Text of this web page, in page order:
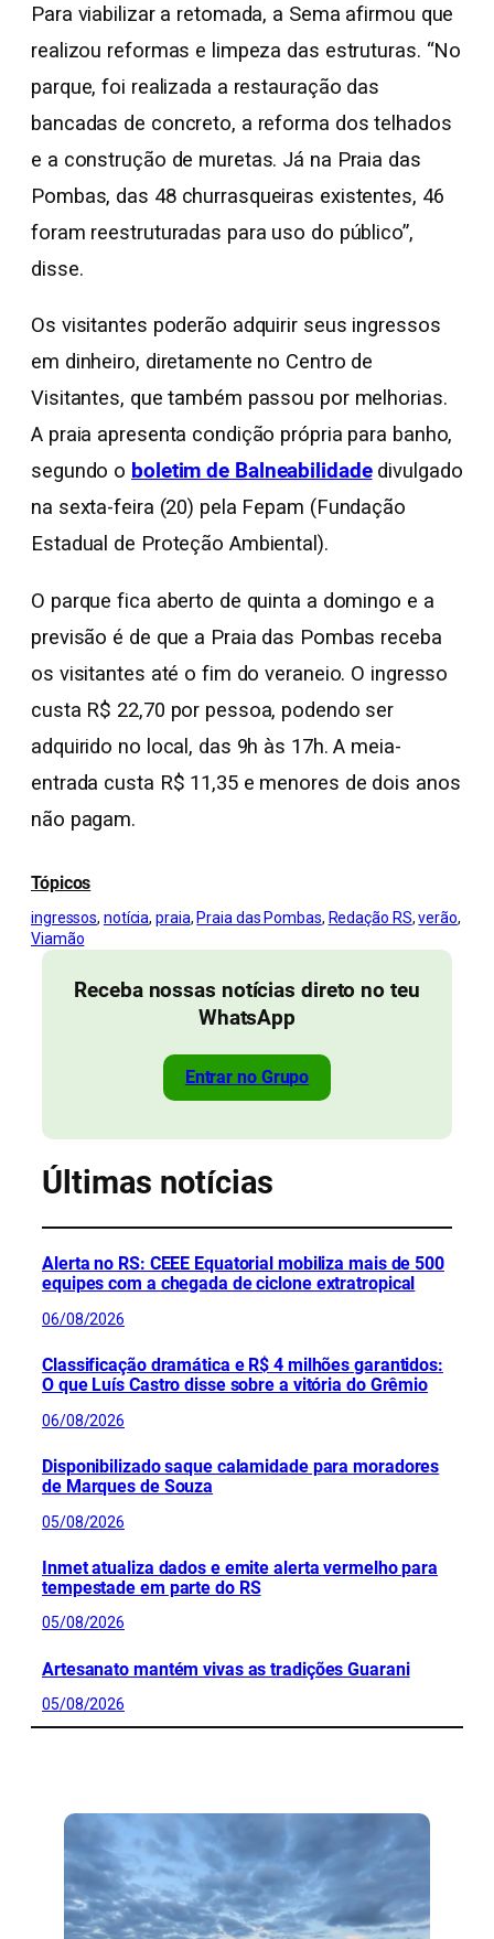
Para viabilizar a retomada, a Sema afirmou que
realizou reformas e limpeza das estruturas. “No
parque, foi realizada a restauração das
bancadas de concreto, a reforma dos telhados
e a construção de muretas. Já na Praia das
Pombas, das 48 churrasqueiras existentes, 46
foram reestruturadas para uso do público”,
disse.
Os visitantes poderão adquirir seus ingressos
em dinheiro, diretamente no Centro de
Visitantes, que também passou por melhorias.
A praia apresenta condição própria para banho,
segundo o boletim de Balneabilidadedivulgado
na sexta-feira (20) pela Fepam (Fundação
Estadual de Proteção Ambiental).
O parque fica aberto de quinta a domingo e a
previsão é de que a Praia das Pombas receba
os visitantes até o fim do veraneio. O ingresso
custa R$ 22,70 por pessoa, podendo ser
adquirido no local, das 9h às 17h. A meia-
entrada custa R$ 11,35 e menores de dois anos
não pagam.
Tópicos
ingressos, notícia, praia, Praia das Pombas, Redação RS, verão
Viamão
Receba nossas notícias direto no teu
WhatsApp
Entrar no Grupo
Últimas notícias
Alerta no RS: CEEE Equatorial mobiliza mais de 500
equipes com a chegada de ciclone extratropical
06/08/2026
Classificação dramática e R$ 4 milhões garantidos:
O que Luís Castro disse sobre a vitória do Grêmio
06/08/2026
Disponibilizado saque calamidade para moradores
de Marques de Souza
05/08/2026
Inmet atualiza dados e emite alerta vermelho para
tempestade em parte do RS
05/08/2026
Artesanato mantém vivas as tradições Guarani
05/08/2026